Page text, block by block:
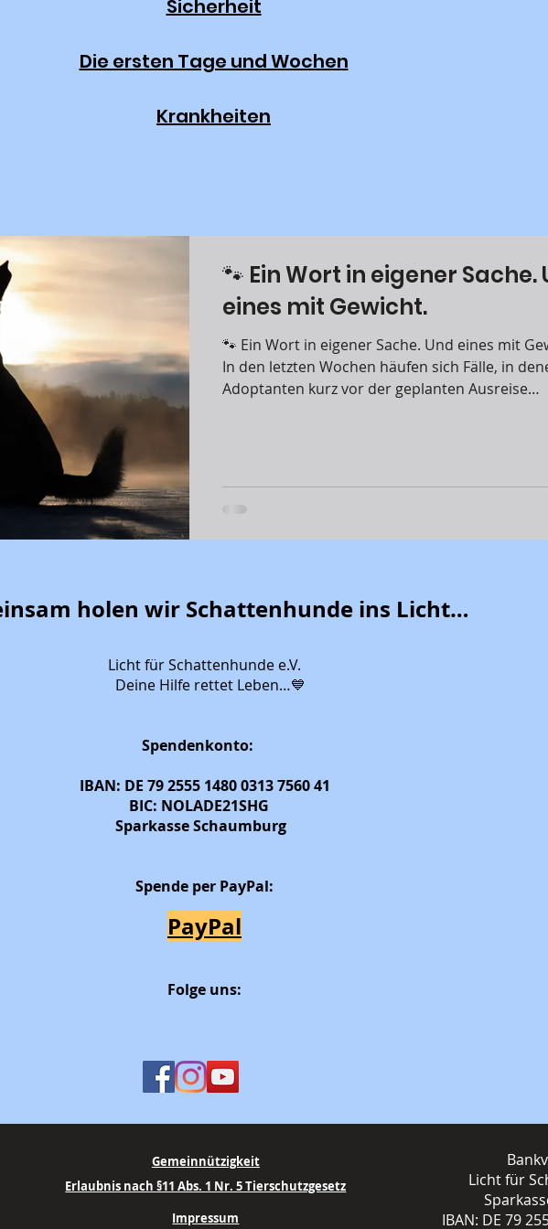
Sicherheit
Die ersten Tage und Wochen
Krankheiten
🐾 Ein Wort in eigener Sache. Und
eines mit Gewicht.
🐾 Ein Wort in eigener Sache. Und eines mit Gewicht.
In den letzten Wochen häufen sich Fälle, in
Adoptanten kurz vor der geplanten Ausreise
holen wir Schattenhunde ins Licht…
Licht für Schattenhunde e.V.
Deine Hilfe rettet Leben…💙
Spendenkonto:
IBAN: DE 79 2555 1480 0313 7560 41
BIC: NOLADE21SHG
Sparkasse Schaumburg
Spende per PayPal:
PayPal
Folge uns:
Gemeinnützigkeit
Erlaubnis nach §11 Abs. 1 Nr. 5 Tierschutzgesetz
Impressum
Licht für
IBAN: DE 79